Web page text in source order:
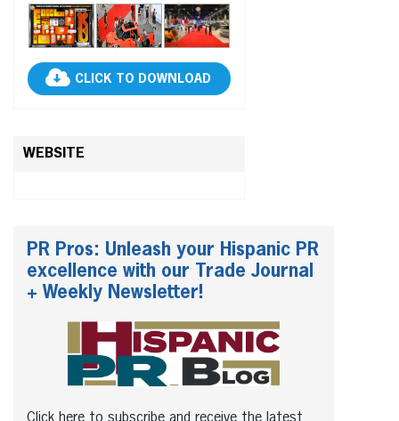
CLICK TO DOWNLOAD
WEBSITE
PR Pros: Unleash your Hispanic PR
excellence with our Trade Journal
+ Weekly Newsletter!
Click here to subscribe and receive the latest